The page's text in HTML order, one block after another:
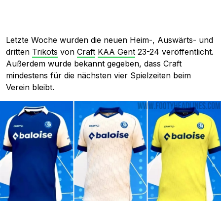
Letzte Woche wurden die neuen Heim-, Auswärts- und
dritten Trikots von Craft KAA Gent 23-24 veröffentlicht.
Außerdem wurde bekannt gegeben, dass Craft
mindestens für die nächsten vier Spielzeiten beim
Verein bleibt.